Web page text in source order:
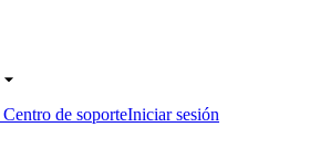
Centro de soporteIniciar sesión